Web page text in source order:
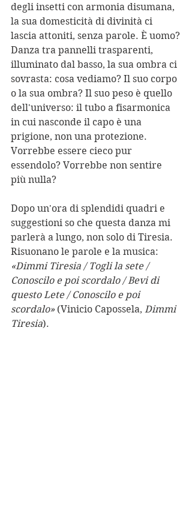
degli insetti con armonia disumana,
la sua domesticità di divinità ci
lascia attoniti, senza parole. È uomo?
Danza tra pannelli trasparenti,
illuminato dal basso, la sua ombra ci
sovrasta: cosa vediamo? Il suo corpo
o la sua ombra? Il suo peso è quello
dell'universo: il tubo a fisarmonica
in cui nasconde il capo è una
prigione, non una protezione.
Vorrebbe essere cieco pur
essendolo? Vorrebbe non sentire
più nulla?
Dopo un'ora di splendidi quadri e
suggestioni so che questa danza mi
parlerà a lungo, non solo di Tiresia.
Risuonano le parole e la musica:
«Dimmi Tiresia / Togli la sete /
Conoscilo e poi scordalo / Bevi di
questo Lete / Conoscilo e poi
scordalo» (Vinicio Capossela, Dimmi
Tiresia).